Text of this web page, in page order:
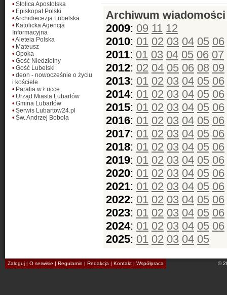
• Stolica Apostolska
• Episkopat Polski
•Archidiecezja Lubelska
• Katolicka Agencja
Informacyjna
•Aleteia Polska
• Mateusz
• Opoka
• Gość Niedzielny
• Gość Lubelski
• deon - nowocześnie o życiu
i kościele
• Parafia w Łucce
• Urząd Miasta Lubartów
• Gmina Lubartów
• Serwis Lubartow24.pl
• Św. Andrzej Bobola
Archiwum wiadomości
2009: 09 11 12
2010: 01 02 03 04 05 06
2011: 01 03 04 05 06 07
2012: 02 04 05 06 08 09
2013: 01 02 03 04 05 06
2014: 01 02 03 04 05 06
2015: 01 02 03 04 05 06
2016: 01 02 03 04 05 06
2017: 01 02 03 04 05 06
2018: 01 02 03 04 05 06
2019: 01 02 03 04 05 06
2020: 01 02 03 04 05 06
2021: 01 02 03 04 05 06
2022: 01 02 03 04 05 06
2023: 01 02 03 04 05 06
2024: 01 02 03 04 05 06
2025: 01 02 03 04 05
Zaloguj | O serwisie | Regulamin | Redakcja | Kontakt | Współpraca ©